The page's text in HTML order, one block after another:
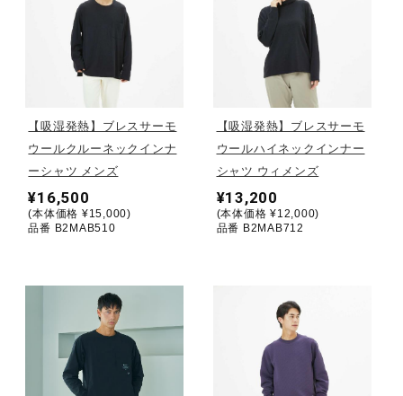
寝具／ミズノスリープ
アウトドア／レイン
サポーター
健康／エクササイズ
ジュニア／キッズ
メディカル
【吸湿発熱】ブレスサーモ
ウールクルーネックインナ
ーシャツ メンズ
¥16,500
(本体価格 ¥15,000)
品番 B2MAB510
【吸湿発熱】ブレスサーモ
ウールハイネックインナー
シャツ ウィメンズ
¥13,200
(本体価格 ¥12,000)
品番 B2MAB712